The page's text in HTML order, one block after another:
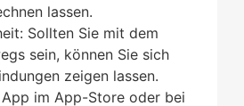
lassen.
Sollten Sie mit dem
sein, können Sie sich
zeigen lassen.
im App-Store oder bei